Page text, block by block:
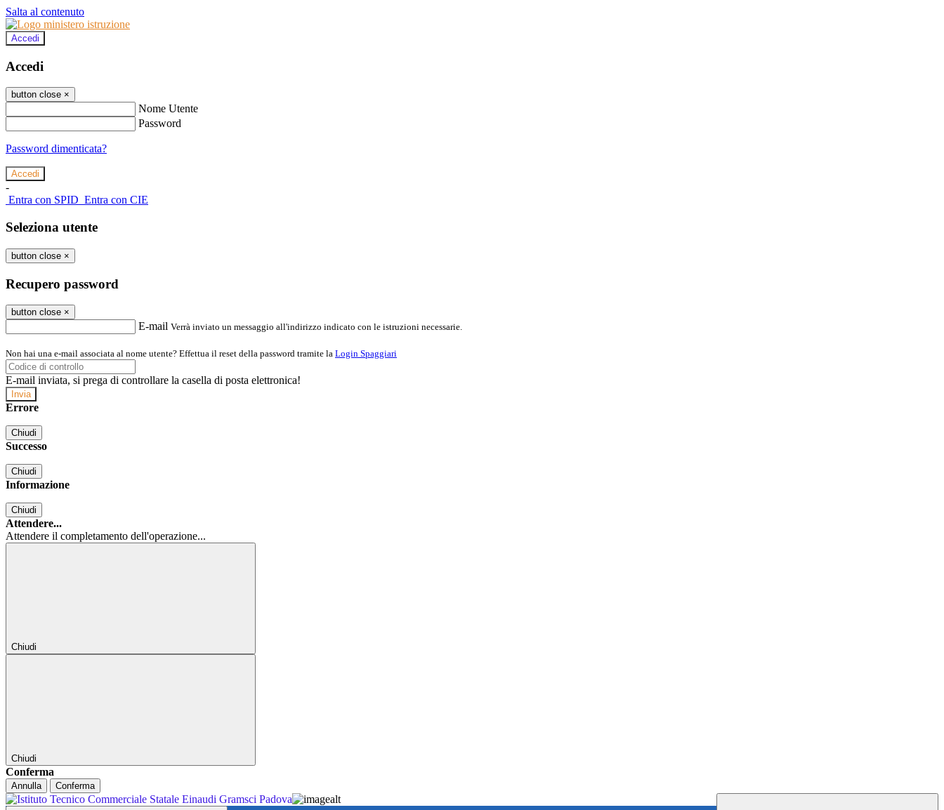
Salta al contenuto
Accedi
Accedi
button close ×
Nome Utente
Password
Password dimenticata?
-
Entra con SPID Entra con CIE
Seleziona utente
button close ×
Recupero password
button close ×
E-mail Verrà inviato un messaggio all'indirizzo indicato con le istruzioni necessarie.
Non hai una e-mail associata al nome utente? Effettua il reset della password tramite la Login Spaggiari
E-mail inviata, si prega di controllare la casella di posta elettronica!
Errore
Chiudi
Successo
Chiudi
Informazione
Chiudi
Attendere...
Attendere il completamento dell'operazione...
Chiudi
Chiudi
Conferma
Annulla Conferma